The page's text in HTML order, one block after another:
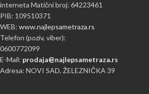
interneta Matični broj: 64223461
PIB: 109510371
WEB: www.najlepsametraza.rs
Telefon (poziv, viber):
0600772099
E-Mail: prodaja@najlepsametraza.rs
Adresa: NOVI SAD, ŽELEZNIČKA 39